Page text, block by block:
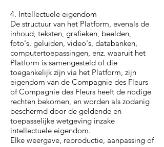
4. Intellectuele eigendom
De structuur van het Platform, evenals de
inhoud, teksten, grafieken, beelden,
foto's, geluiden, video's, databanken,
computertoepassingen, enz. waaruit het
Platform is samengesteld of die
toegankelijk zijn via het Platform, zijn
eigendom van de Compagnie des Fleurs
of Compagnie des Fleurs heeft de nodige
rechten bekomen, en worden als zodanig
beschermd door de geldende en
toepasselijke wetgeving inzake
intellectuele eigendom.
Elke weergave, reproductie, aanpassing of